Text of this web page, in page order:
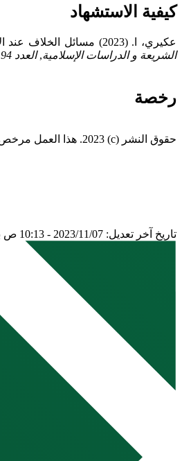
كيفية الاستشهاد
عكيري، ا. (2023) مسائل الخلاف عند الإمام الأشموني في الوقف والابتداء في كتابه منار الهدى في بيان الوقف والابتداء، جمعاً ودراسة (الربع الأول من سورة البقرة أنموذجاً)،
الشريعة و الدراسات الإسلامية,العدد 94. ص.
رخصة
حقوق النشر (c) 2023. هذا العمل مرخص بموجب ترخيص Creative Commons Attribution-NonCommercial 4.0 International License (CC BY-NC)
تاريخ آخر تعديل: 2023/11/07 - 10:13 ص بتوقيت السعودية